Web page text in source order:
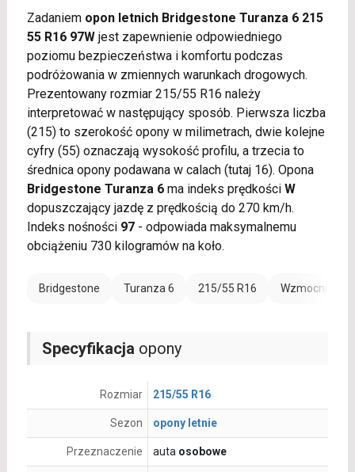
Zadaniem opon letnich Bridgestone Turanza 6 215
55 R16 97Wjest zapewnienie odpowiedniego
poziomu bezpieczeństwa i komfortu podczas
podróżowania w zmiennych warunkach drogowych.
Prezentowany rozmiar 215/55 R16 należy
interpretować w następujący sposób. Pierwsza liczba
(215) to szerokość opony w milimetrach, dwie kolejne
cyfry (55) oznaczają wysokość profilu, a trzecia to
średnica opony podawana w calach (tutaj 16). Opona
Bridgestone Turanza 6ma indeks prędkości W
dopuszczający jazdę z prędkością do 270 km/h.
Indeks nośności 97- odpowiada maksymalnemu
obciążeniu 730 kilogramów na koło.
Bridgestone Turanza 6 215/55 R16 Wzmocnienie
Specyfikacja opony
Rozmiar 215/55 R16
Sezon opony letnie
Przeznaczenie auta osobowe